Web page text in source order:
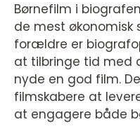
Børnefilm i
de mest økonomisk
forældre er
at tilbringe tid med
nyde en god film.
filmskabere at
at engagere både